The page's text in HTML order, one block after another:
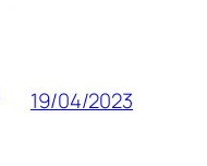
19/04/2023